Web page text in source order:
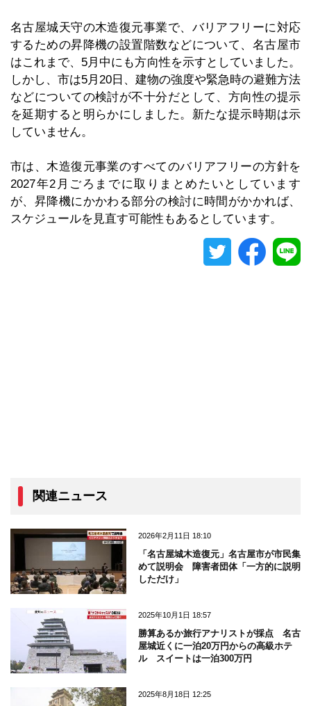
名古屋城天守の木造復元事業で、バリアフリーに対応
するための昇降機の設置階数などについて、名古屋市
はこれまで、5月中にも方向性を示すとしていました。
しかし、市は5月20日、建物の強度や緊急時の避難方法
などについての検討が不十分だとして、方向性の提示
を延期すると明らかにしました。新たな提示時期は示
していません。
市は、木造復元事業のすべてのバリアフリーの方針を
2027年2月ごろまでに取りまとめたいとしています
が、昇降機にかかわる部分の検討に時間がかかれば、
スケジュールを見直す可能性もあるとしています。
関連ニュース
2026年2月11日 18:10
「名古屋城木造復元」名古屋市が市民集
めて説明会 障害者団体「一方的に説明
しただけ」
2025年10月1日 18:57
勝算あるか旅行アナリストが採点 名古
屋城近くに一泊20万円からの高級ホテ
ル スイートは一泊300万円
2025年8月18日 12:25